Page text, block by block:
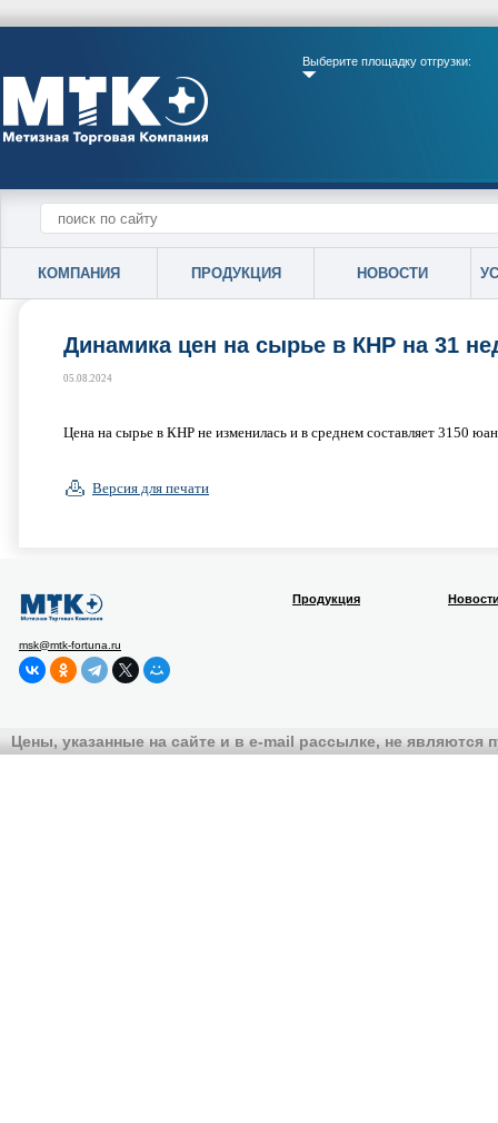
Выберите площадку отгрузки:
КОМПАНИЯ ПРОДУКЦИЯ НОВОСТИ
Динамика цен на сырье в КНР на 31
05.08.2024
Цена на сырье в КНР не изменилась и в среднем составляет 3150
Версия для печати
msk@mtk-fortuna.ru
Продукция
Цены, указанные на сайте и в e-mail рассылке, не являются